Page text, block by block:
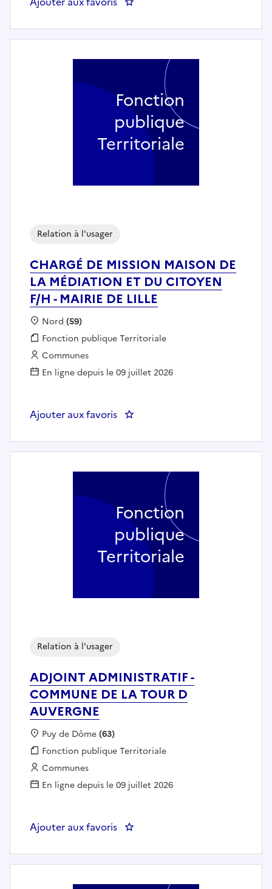
CHARGÉ DE MISSION MAISON DE
LA MÉDIATION ET DU CITOYEN
F/H - MAIRIE DE LILLE
Relation à l'usager
Localisation :
Nord (59)
Fonction publique :
Fonction publique Territoriale
Employeur :
Communes
En ligne depuis le 09 juillet 2026
Ajouter aux favoris
Fonction
publique
Territoriale
ADJOINT ADMINISTRATIF -
COMMUNE DE LA TOUR D
AUVERGNE
Relation à l'usager
Localisation :
Puy de Dôme(63)
Fonction publique :
Fonction publique Territoriale
Employeur :
Communes
En ligne depuis le 09 juillet 2026
Ajouter aux favoris : ADJOINT ADMINISTRATIF -
Fonction
publique
Territoriale